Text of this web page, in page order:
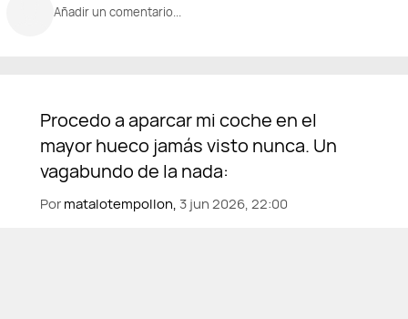
Añadir un comentario...
Pormatalotempollon, 3 jun 2026, 22:00